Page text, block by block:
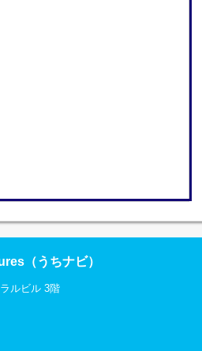
（うちナビ）
ルビル 3階